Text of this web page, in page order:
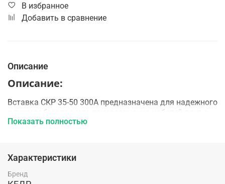
В избранное
Добавить в сравнение
Описание
Описание:
Вставка СКР 35-50 300А предназначена для надежного
и пожаробезопасного присоединения кабелей друг с
другом или к источнику питания.
Особенности:
Диапазон сварочного тока — 300А
Показать полностью
Характеристики
Бренд